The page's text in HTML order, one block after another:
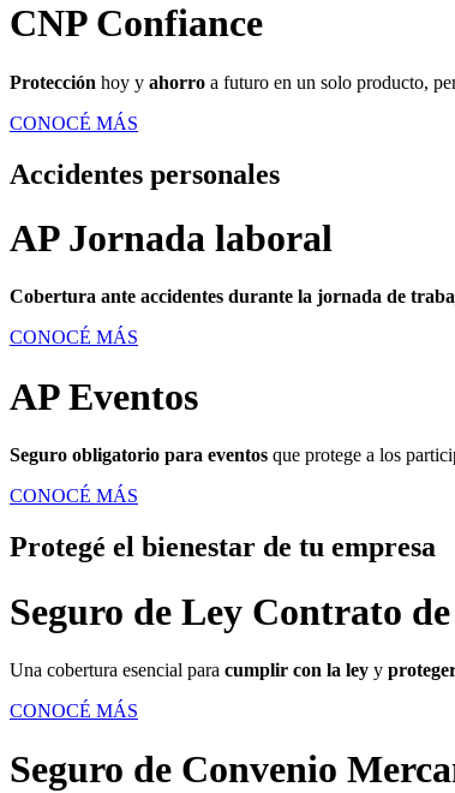
CNP Confiance
Protección hoy y ahorro a futuro en un solo producto,
CONOCÉ MÁS
Accidentes personales​
AP Jornada laboral
Cobertura ante accidentes durante la jornada de
CONOCÉ MÁS
AP Eventos
Seguro obligatorio para eventos que protege a los
CONOCÉ MÁS
Protegé el bienestar de tu empresa
Seguro de Ley Contrato
Una cobertura esencial para cumplir con la ley y
CONOCÉ MÁS
Seguro de Convenio